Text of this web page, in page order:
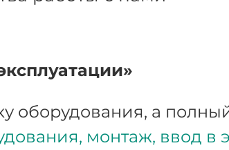
оборудования, а
монтаж, ввод в